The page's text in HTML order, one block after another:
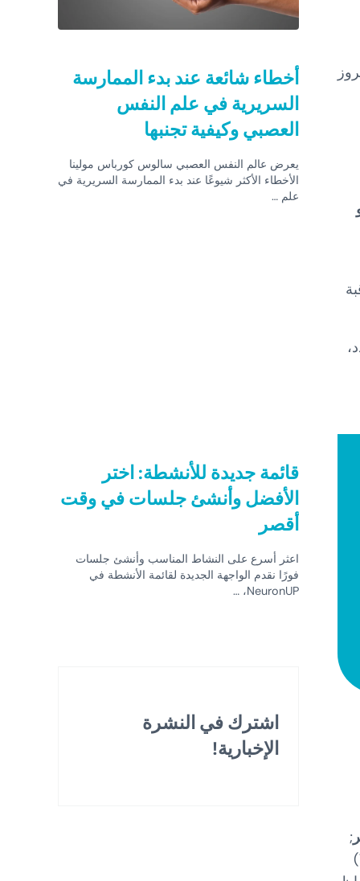
;
وTDAH; [8-10])
أخطاء شائعة عند بدء الممارسة
السريرية في علم النفس
العصبي وكيفية تجنبها
يعرض عالم النفس العصبي سالوس كورباس مولينا
الأخطاء الأكثر شيوعًا عند بدء الممارسة السريرية في
علم …
قائمة جديدة للأنشطة: اختر
الأفضل وأنشئ جلسات في وقت
أقصر
اعثر أسرع على النشاط المناسب وأنشئ جلسات
فورًا نقدم الواجهة الجديدة لقائمة الأنشطة في
NeuronUP، …
اشترك في النشرة
الإخبارية!